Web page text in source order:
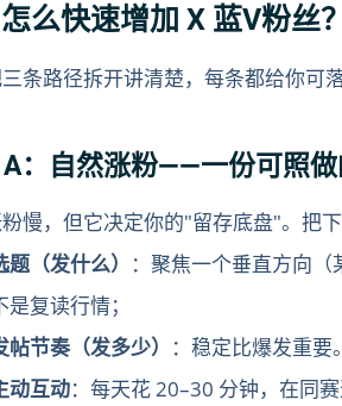
么快速增加 X 蓝V粉丝
条路径拆开讲清楚，每条都给你可
：自然涨粉——一份可照
慢，但它决定你的"留存底盘"。把
题（发什么）
：聚焦一个垂直方向
是复读行情；
帖节奏（发多少）
：稳定比爆发重要
动互动：每天花 20–30 分钟，在同